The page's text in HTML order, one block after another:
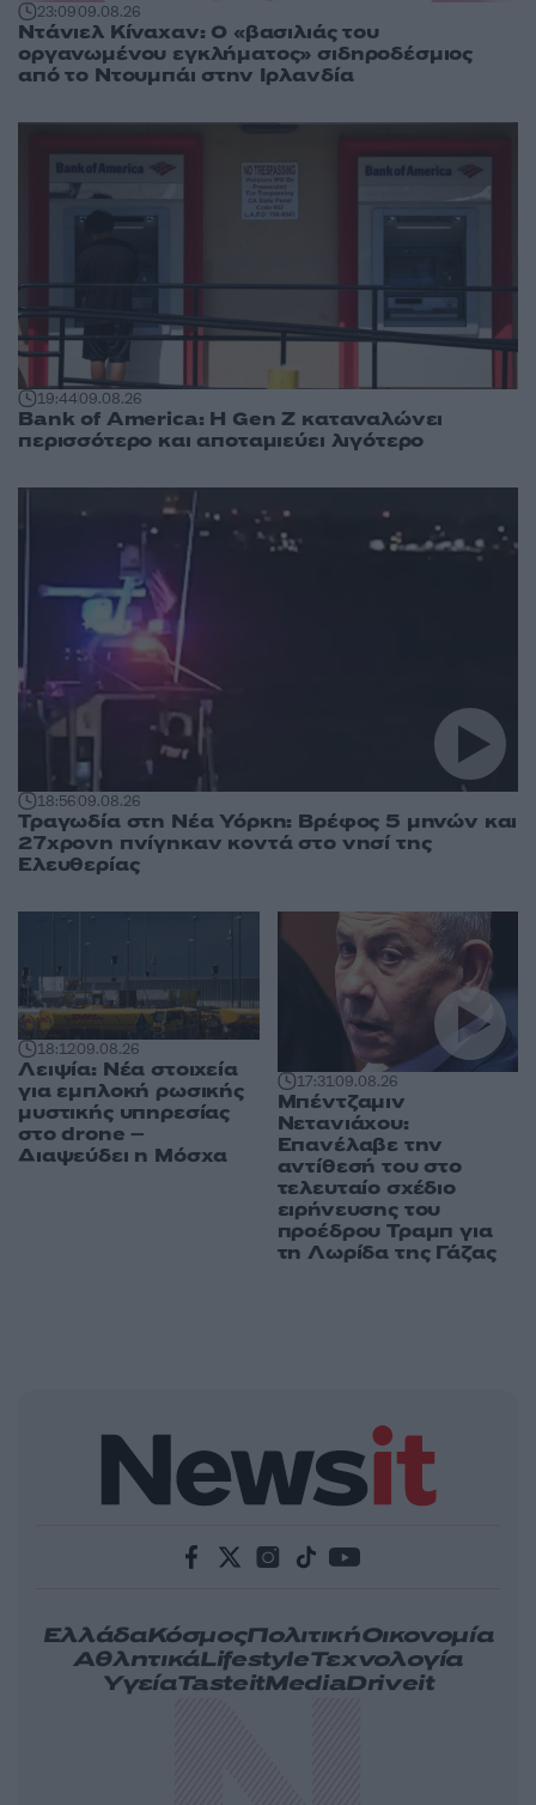
23:0909.08.26
Ντάνιελ Κίναχαν: Ο «βασιλιάς του
οργανωμένου εγκλήματος» σιδηροδέσμιος
από το Ντουμπάι στην Ιρλανδία
19:4409.08.26
Bank of America: Η Gen Z καταναλώνει
περισσότερο και αποταμιεύει λιγότερο
18:5609.08.26
Τραγωδία στη Νέα Υόρκη: Βρέφος 5 μηνών και
27χρονη πνίγηκαν κοντά στο νησί της
Ελευθερίας
18:1209.08.26
Λειψία: Νέα στοιχεία
για εμπλοκή ρωσικής
μυστικής υπηρεσίας
στο drone –
Διαψεύδει η Μόσχα
17:3109.08.26
Μπέντζαμιν
Νετανιάχου:
Επανέλαβε την
αντίθεσή του στο
τελευταίο σχέδιο
ειρήνευσης του
προέδρου Τραμπ για
τη Λωρίδα της Γάζας
ΕλλάδαΚόσμοςΠολιτικήΟικονομία
ΑθλητικάLifestyleΤεχνολογία
ΥγείαTasteitMediaDriveit